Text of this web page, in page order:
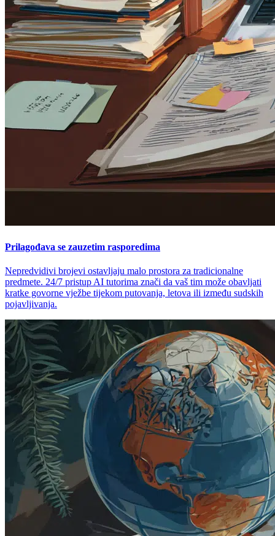
Prilagođava se zauzetim rasporedima
Nepredvidivi brojevi ostavljaju malo prostora za tradicionalne
predmete. 24/7 pristup AI tutorima znači da vaš tim može obavljati
kratke govorne vježbe tijekom putovanja, letova ili između sudskih
pojavljivanja.